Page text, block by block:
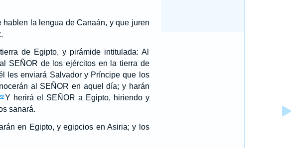
la lengua de Canaán, y que juren
de Egipto, y pirámide intitulada: Al
SEÑOR de los ejércitos en la tierra de
les enviará Salvador y Príncipe que los
al SEÑOR en aquel día; y harán
Y herirá el SEÑOR a Egipto, hiriendo y
sanará.
en Egipto, y egipcios en Asiria; y los